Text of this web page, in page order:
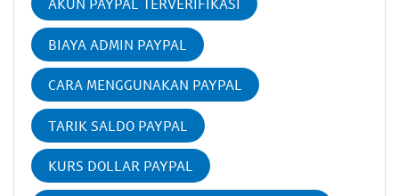
AKUN PAYPAL TERVERIFIKASI
BIAYA ADMIN PAYPAL
CARA MENGGUNAKAN PAYPAL
TARIK SALDO PAYPAL
KURS DOLLAR PAYPAL